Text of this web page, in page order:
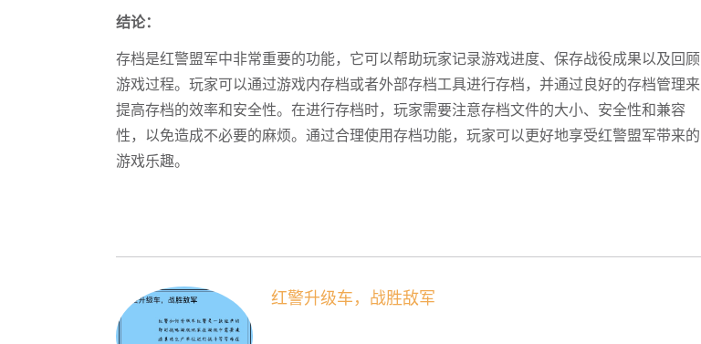
结论：
存档是红警盟军中非常重要的功能，它可以帮助玩家记录游戏进度、保存战役成果以及回顾
游戏过程。玩家可以通过游戏内存档或者外部存档工具进行存档，并通过良好的存档管理来
提高存档的效率和安全性。在进行存档时，玩家需要注意存档文件的大小、安全性和兼容
性，以免造成不必要的麻烦。通过合理使用存档功能，玩家可以更好地享受红警盟军带来的
游戏乐趣。
红警升级车，战胜敌军